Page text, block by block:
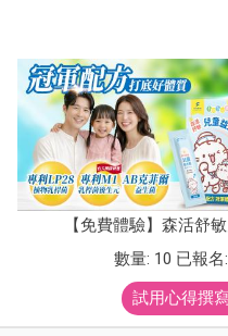
【免費體驗】森活舒
數量: 10 已報名
試用心得撰